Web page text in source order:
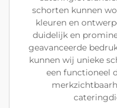
schorten kunnen
kleuren en
duidelijk en
geavanceerde
kunnen wij unieke
een functioneel